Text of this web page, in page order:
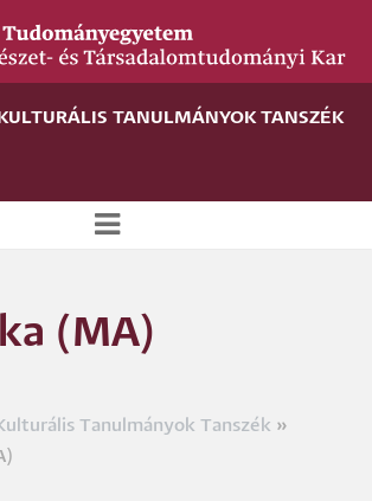
TANULMÁNYOK TANSZÉK
alportál
(MA)
Tanulmányok Tanszék